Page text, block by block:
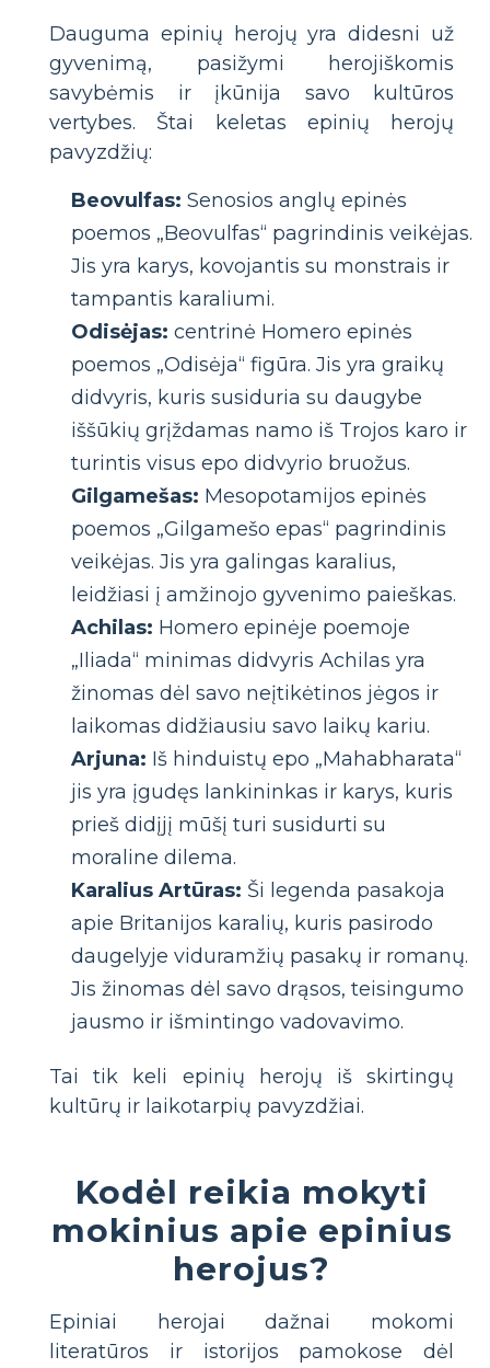
Dauguma epinių herojų yra didesni už
gyvenimą, pasižymi herojiškomis
savybėmis ir įkūnija savo kultūros
vertybes. Štai keletas epinių herojų
pavyzdžių:
Beovulfas: Senosios anglų epinės
poemos „Beovulfas“ pagrindinis veikėjas.
Jis yra karys, kovojantis su monstrais ir
tampantis karaliumi.
Odisėjas: centrinė Homero epinės
poemos „Odisėja“ figūra. Jis yra graikų
didvyris, kuris susiduria su daugybe
iššūkių grįždamas namo iš Trojos karo ir
turintis visus epo didvyrio bruožus.
Gilgamešas: Mesopotamijos epinės
poemos „Gilgamešo epas“ pagrindinis
veikėjas. Jis yra galingas karalius,
leidžiasi į amžinojo gyvenimo paieškas.
Achilas: Homero epinėje poemoje
„Iliada“ minimas didvyris Achilas yra
žinomas dėl savo neįtikėtinos jėgos ir
laikomas didžiausiu savo laikų kariu.
Arjuna: Iš hinduistų epo „Mahabharata“
jis yra įgudęs lankininkas ir karys, kuris
prieš didįjį mūšį turi susidurti su
moraline dilema.
Karalius Artūras: Ši legenda pasakoja
apie Britanijos karalių, kuris pasirodo
daugelyje viduramžių pasakų ir romanų.
Jis žinomas dėl savo drąsos, teisingumo
jausmo ir išmintingo vadovavimo.
Tai tik keli epinių herojų iš skirtingų
kultūrų ir laikotarpių pavyzdžiai.
Kodėl reikia mokyti
mokinius apie epinius
herojus?
Epiniai herojai dažnai mokomi
literatūros ir istorijos pamokose dėl